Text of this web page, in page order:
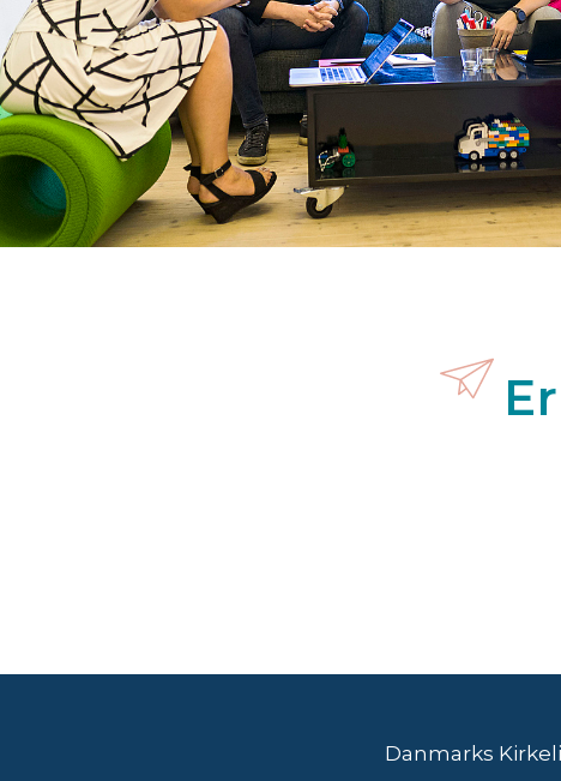
Danmarks